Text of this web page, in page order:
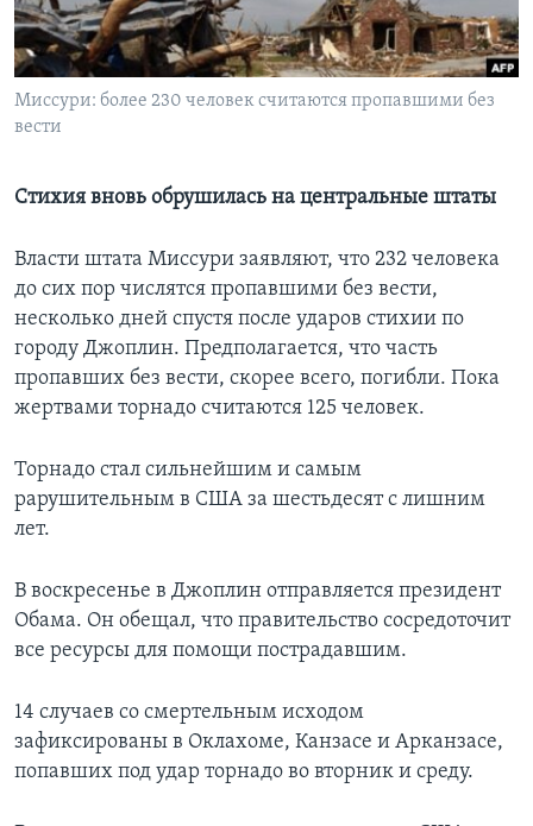
Learning English
СОЦИАЛЬНЫЕ СЕТИ
Миссури: более 230 человек считаются пропавшими без
вести
Стихия вновь обрушилась на центральные штаты
Власти штата Миссури заявляют, что 232 человека
до сих пор числятся пропавшими без вести,
несколько дней спустя после ударов стихии по
городу Джоплин. Предполагается, что часть
пропавших без вести, скорее всего, погибли. Пока
жертвами торнадо считаются 125 человек.
Торнадо стал сильнейшим и самым
рарушительным в США за шестьдесят с лишним
лет.
В воскресенье в Джоплин отправляется президент
Обама. Он обещал, что правительство сосредоточит
все ресурсы для помощи пострадавшим.
14 случаев со смертельным исходом
зафиксированы в Оклахоме, Канзасе и Арканзасе,
попавших под удар торнадо во вторник и среду.